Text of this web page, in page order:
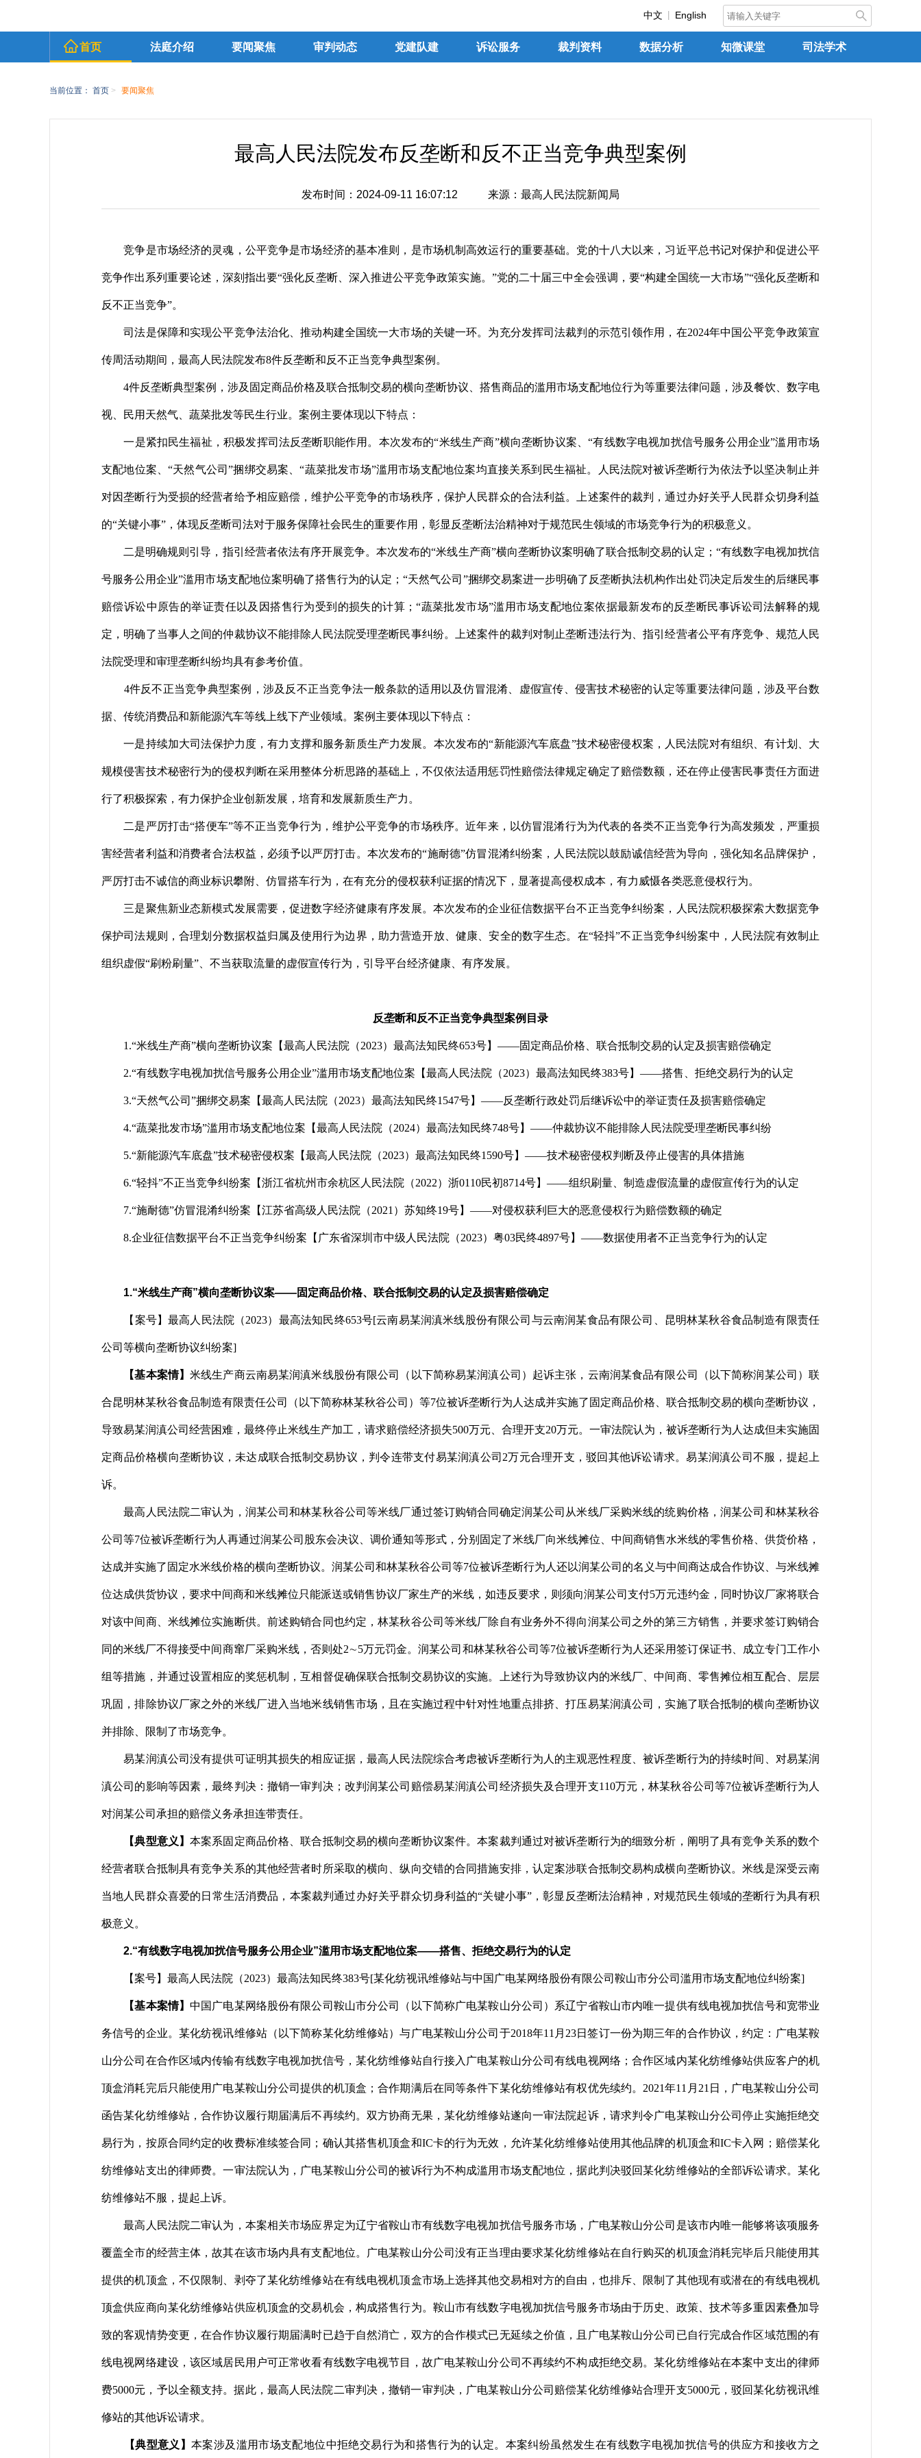
中文 English
首页 法庭介绍 要闻聚焦 审判动态 党建队建 诉讼服务 裁判资料 数据分析 知微课堂 司法学术
当前位置： 首页 > 要闻聚焦
最高人民法院发布反垄断和反不正当竞争典型案例
发布时间：2024-09-11 16:07:12 来源：最高人民法院新闻局
竞争是市场经济的灵魂，公平竞争是市场经济的基本准则，是市场机制高效运行的重要基础。党的十八大以来，习近平总书记对保护和促进公平
竞争作出系列重要论述，深刻指出要“强化反垄断、深入推进公平竞争政策实施。”党的二十届三中全会强调，要“构建全国统一大市场”“强化反垄断和
反不正当竞争”。
司法是保障和实现公平竞争法治化、推动构建全国统一大市场的关键一环。为充分发挥司法裁判的示范引领作用，在2024年中国公平竞争政策宣
传周活动期间，最高人民法院发布8件反垄断和反不正当竞争典型案例。
4件反垄断典型案例，涉及固定商品价格及联合抵制交易的横向垄断协议、搭售商品的滥用市场支配地位行为等重要法律问题，涉及餐饮、数字电
视、民用天然气、蔬菜批发等民生行业。案例主要体现以下特点：
一是紧扣民生福祉，积极发挥司法反垄断职能作用。本次发布的“米线生产商”横向垄断协议案、“有线数字电视加扰信号服务公用企业”滥用市场
支配地位案、“天然气公司”捆绑交易案、“蔬菜批发市场”滥用市场支配地位案均直接关系到民生福祉。人民法院对被诉垄断行为依法予以坚决制止并
对因垄断行为受损的经营者给予相应赔偿，维护公平竞争的市场秩序，保护人民群众的合法利益。上述案件的裁判，通过办好关乎人民群众切身利益
的“关键小事”，体现反垄断司法对于服务保障社会民生的重要作用，彰显反垄断法治精神对于规范民生领域的市场竞争行为的积极意义。
二是明确规则引导，指引经营者依法有序开展竞争。本次发布的“米线生产商”横向垄断协议案明确了联合抵制交易的认定；“有线数字电视加扰信
号服务公用企业”滥用市场支配地位案明确了搭售行为的认定；“天然气公司”捆绑交易案进一步明确了反垄断执法机构作出处罚决定后发生的后继民事
赔偿诉讼中原告的举证责任以及因搭售行为受到的损失的计算；“蔬菜批发市场”滥用市场支配地位案依据最新发布的反垄断民事诉讼司法解释的规
定，明确了当事人之间的仲裁协议不能排除人民法院受理垄断民事纠纷。上述案件的裁判对制止垄断违法行为、指引经营者公平有序竞争、规范人民
法院受理和审理垄断纠纷均具有参考价值。
4件反不正当竞争典型案例，涉及反不正当竞争法一般条款的适用以及仿冒混淆、虚假宣传、侵害技术秘密的认定等重要法律问题，涉及平台数
据、传统消费品和新能源汽车等线上线下产业领域。案例主要体现以下特点：
一是持续加大司法保护力度，有力支撑和服务新质生产力发展。本次发布的“新能源汽车底盘”技术秘密侵权案，人民法院对有组织、有计划、大
规模侵害技术秘密行为的侵权判断在采用整体分析思路的基础上，不仅依法适用惩罚性赔偿法律规定确定了赔偿数额，还在停止侵害民事责任方面进
行了积极探索，有力保护企业创新发展，培育和发展新质生产力。
二是严厉打击“搭便车”等不正当竞争行为，维护公平竞争的市场秩序。近年来，以仿冒混淆行为为代表的各类不正当竞争行为高发频发，严重损
害经营者利益和消费者合法权益，必须予以严厉打击。本次发布的“施耐德”仿冒混淆纠纷案，人民法院以鼓励诚信经营为导向，强化知名品牌保护，
严厉打击不诚信的商业标识攀附、仿冒搭车行为，在有充分的侵权获利证据的情况下，显著提高侵权成本，有力威慑各类恶意侵权行为。
三是聚焦新业态新模式发展需要，促进数字经济健康有序发展。本次发布的企业征信数据平台不正当竞争纠纷案，人民法院积极探索大数据竞争
保护司法规则，合理划分数据权益归属及使用行为边界，助力营造开放、健康、安全的数字生态。在“轻抖”不正当竞争纠纷案中，人民法院有效制止
组织虚假“刷粉刷量”、不当获取流量的虚假宣传行为，引导平台经济健康、有序发展。
反垄断和反不正当竞争典型案例目录
1.“米线生产商”横向垄断协议案【最高人民法院（2023）最高法知民终653号】——固定商品价格、联合抵制交易的认定及损害赔偿确定
2.“有线数字电视加扰信号服务公用企业”滥用市场支配地位案【最高人民法院（2023）最高法知民终383号】——搭售、拒绝交易行为的认定
3.“天然气公司”捆绑交易案【最高人民法院（2023）最高法知民终1547号】——反垄断行政处罚后继诉讼中的举证责任及损害赔偿确定
4.“蔬菜批发市场”滥用市场支配地位案【最高人民法院（2024）最高法知民终748号】——仲裁协议不能排除人民法院受理垄断民事纠纷
5.“新能源汽车底盘”技术秘密侵权案【最高人民法院（2023）最高法知民终1590号】——技术秘密侵权判断及停止侵害的具体措施
6.“轻抖”不正当竞争纠纷案【浙江省杭州市余杭区人民法院（2022）浙0110民初8714号】——组织刷量、制造虚假流量的虚假宣传行为的认定
7.“施耐德”仿冒混淆纠纷案【江苏省高级人民法院（2021）苏知终19号】——对侵权获利巨大的恶意侵权行为赔偿数额的确定
8.企业征信数据平台不正当竞争纠纷案【广东省深圳市中级人民法院（2023）粤03民终4897号】——数据使用者不正当竞争行为的认定
1.“米线生产商”横向垄断协议案——固定商品价格、联合抵制交易的认定及损害赔偿确定
【案号】最高人民法院（2023）最高法知民终653号[云南易某润滇米线股份有限公司与云南润某食品有限公司、昆明林某秋谷食品制造有限责任
公司等横向垄断协议纠纷案]
【基本案情】 米线生产商云南易某润滇米线股份有限公司（以下简称易某润滇公司）起诉主张，云南润某食品有限公司（以下简称润某公司）联
合昆明林某秋谷食品制造有限责任公司（以下简称林某秋谷公司）等7位被诉垄断行为人达成并实施了固定商品价格、联合抵制交易的横向垄断协议，
导致易某润滇公司经营困难，最终停止米线生产加工，请求赔偿经济损失500万元、合理开支20万元。一审法院认为，被诉垄断行为人达成但未实施固
定商品价格横向垄断协议，未达成联合抵制交易协议，判令连带支付易某润滇公司2万元合理开支，驳回其他诉讼请求。易某润滇公司不服，提起上
诉。
最高人民法院二审认为，润某公司和林某秋谷公司等米线厂通过签订购销合同确定润某公司从米线厂采购米线的统购价格，润某公司和林某秋谷
公司等7位被诉垄断行为人再通过润某公司股东会决议、调价通知等形式，分别固定了米线厂向米线摊位、中间商销售水米线的零售价格、供货价格，
达成并实施了固定水米线价格的横向垄断协议。润某公司和林某秋谷公司等7位被诉垄断行为人还以润某公司的名义与中间商达成合作协议、与米线摊
位达成供货协议，要求中间商和米线摊位只能派送或销售协议厂家生产的米线，如违反要求，则须向润某公司支付5万元违约金，同时协议厂家将联合
对该中间商、米线摊位实施断供。前述购销合同也约定，林某秋谷公司等米线厂除自有业务外不得向润某公司之外的第三方销售，并要求签订购销合
同的米线厂不得接受中间商窜厂采购米线，否则处2∼5万元罚金。润某公司和林某秋谷公司等7位被诉垄断行为人还采用签订保证书、成立专门工作小
组等措施，并通过设置相应的奖惩机制，互相督促确保联合抵制交易协议的实施。上述行为导致协议内的米线厂、中间商、零售摊位相互配合、层层
巩固，排除协议厂家之外的米线厂进入当地米线销售市场，且在实施过程中针对性地重点排挤、打压易某润滇公司，实施了联合抵制的横向垄断协议
并排除、限制了市场竞争。
易某润滇公司没有提供可证明其损失的相应证据，最高人民法院综合考虑被诉垄断行为人的主观恶性程度、被诉垄断行为的持续时间、对易某润
滇公司的影响等因素，最终判决：撤销一审判决；改判润某公司赔偿易某润滇公司经济损失及合理开支110万元，林某秋谷公司等7位被诉垄断行为人
对润某公司承担的赔偿义务承担连带责任。
【典型意义】 本案系固定商品价格、联合抵制交易的横向垄断协议案件。本案裁判通过对被诉垄断行为的细致分析，阐明了具有竞争关系的数个
经营者联合抵制具有竞争关系的其他经营者时所采取的横向、纵向交错的合同措施安排，认定案涉联合抵制交易构成横向垄断协议。米线是深受云南
当地人民群众喜爱的日常生活消费品，本案裁判通过办好关乎群众切身利益的“关键小事”，彰显反垄断法治精神，对规范民生领域的垄断行为具有积
极意义。
2.“有线数字电视加扰信号服务公用企业”滥用市场支配地位案——搭售、拒绝交易行为的认定
【案号】最高人民法院（2023）最高法知民终383号[某化纺视讯维修站与中国广电某网络股份有限公司鞍山市分公司滥用市场支配地位纠纷案]
【基本案情】 中国广电某网络股份有限公司鞍山市分公司（以下简称广电某鞍山分公司）系辽宁省鞍山市内唯一提供有线电视加扰信号和宽带业
务信号的企业。某化纺视讯维修站（以下简称某化纺维修站）与广电某鞍山分公司于2018年11月23日签订一份为期三年的合作协议，约定：广电某鞍
山分公司在合作区域内传输有线数字电视加扰信号，某化纺维修站自行接入广电某鞍山分公司有线电视网络；合作区域内某化纺维修站供应客户的机
顶盒消耗完后只能使用广电某鞍山分公司提供的机顶盒；合作期满后在同等条件下某化纺维修站有权优先续约。2021年11月21日，广电某鞍山分公司
函告某化纺维修站，合作协议履行期届满后不再续约。双方协商无果，某化纺维修站遂向一审法院起诉，请求判令广电某鞍山分公司停止实施拒绝交
易行为，按原合同约定的收费标准续签合同；确认其搭售机顶盒和IC卡的行为无效，允许某化纺维修站使用其他品牌的机顶盒和IC卡入网；赔偿某化
纺维修站支出的律师费。一审法院认为，广电某鞍山分公司的被诉行为不构成滥用市场支配地位，据此判决驳回某化纺维修站的全部诉讼请求。某化
纺维修站不服，提起上诉。
最高人民法院二审认为，本案相关市场应界定为辽宁省鞍山市有线数字电视加扰信号服务市场，广电某鞍山分公司是该市内唯一能够将该项服务
覆盖全市的经营主体，故其在该市场内具有支配地位。广电某鞍山分公司没有正当理由要求某化纺维修站在自行购买的机顶盒消耗完毕后只能使用其
提供的机顶盒，不仅限制、剥夺了某化纺维修站在有线电视机顶盒市场上选择其他交易相对方的自由，也排斥、限制了其他现有或潜在的有线电视机
顶盒供应商向某化纺维修站供应机顶盒的交易机会，构成搭售行为。鞍山市有线数字电视加扰信号服务市场由于历史、政策、技术等多重因素叠加导
致的客观情势变更，在合作协议履行期届满时已趋于自然消亡，双方的合作模式已无延续之价值，且广电某鞍山分公司已自行完成合作区域范围的有
线电视网络建设，该区域居民用户可正常收看有线数字电视节目，故广电某鞍山分公司不再续约不构成拒绝交易。某化纺维修站在本案中支出的律师
费5000元，予以全额支持。据此，最高人民法院二审判决，撤销一审判决，广电某鞍山分公司赔偿某化纺维修站合理开支5000元，驳回某化纺视讯维
修站的其他诉讼请求。
【典型意义】本案涉及滥用市场支配地位中拒绝交易行为和搭售行为的认定。本案纠纷虽然发生在有线数字电视加扰信号的供应方和接收方之